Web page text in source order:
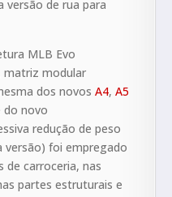
versão de rua para
MLB Evo
matriz modular
dos novos A4, A5
do novo
redução de peso
versão) foi empregado
de carroceria, nas
partes estruturais e